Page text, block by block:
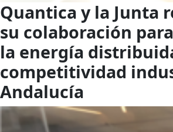
Quantica y la Junta
su colaboración
la energía
competitividad
Andalucía